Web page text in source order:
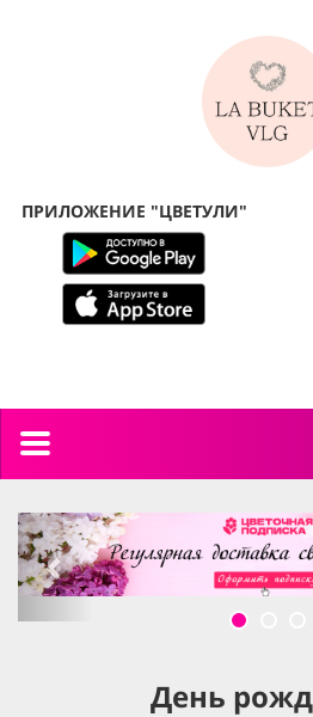
ПРИЛОЖЕНИЕ "ЦВЕТУЛИ"
Toggle
previous
День